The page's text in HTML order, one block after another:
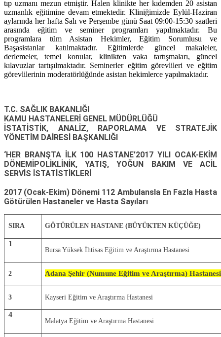
tıp uzmanı mezun etmiştir. Halen klinikte her kıdemden 20 asistan
uzmanlık eğitimine devam etmektedir. Kliniğimizde Eylül-Haziran
aylarında her hafta Salı ve Perşembe günü Saat 09:00-15:30 saatleri
arasında eğitim ve seminer programları yapılmaktadır. Bu
programlara tüm Asistan Hekimler, Eğitim Sorumlusu ve
Başasistanlar katılmaktadır. Eğitimlerde güncel makaleler,
derlemeler, temel konular, klinikten vaka tartışmaları, güncel
kılavuzlar tartışılmaktadır. Seminerler eğitim görevlileri ve eğitim
görevlilerinin moderatörlüğünde asistan hekimlerce yapılmaktadır.
T.C. SAĞLIK BAKANLIĞI
KAMU HASTANELERİ GENEL MÜDÜRLÜĞÜ
İSTATİSTİK, ANALİZ, RAPORLAMA VE STRATEJİK
YÖNETİM DAİRESİ BAŞKANLIĞI
‘HER BRANŞTA İLK 100 HASTANE’2017 YILI OCAK-EKİM
DÖNEMİPOLİKLİNİK, YATIŞ, YOĞUN BAKIM VE ACİL
SERVİS İSTATİSTİKLERİ
2017 (Ocak-Ekim) Dönemi 112 Ambulansla En Fazla Hasta
Götürülen Hastaneler ve Hasta Sayıları
SIRA GÖTÜRÜLEN HASTANE (BÜYÜKTEN KÜÇÜĞE)
1
Bursa Yüksek İhtisas Eğitim ve Araştırma Hastanesi
2 Adana Şehir (Numune Eğitim ve Araştırma) Hastanesi
3 Kayseri Eğitim ve Araştırma Hastanesi
4
Malatya Eğitim ve Araştırma Hastanesi